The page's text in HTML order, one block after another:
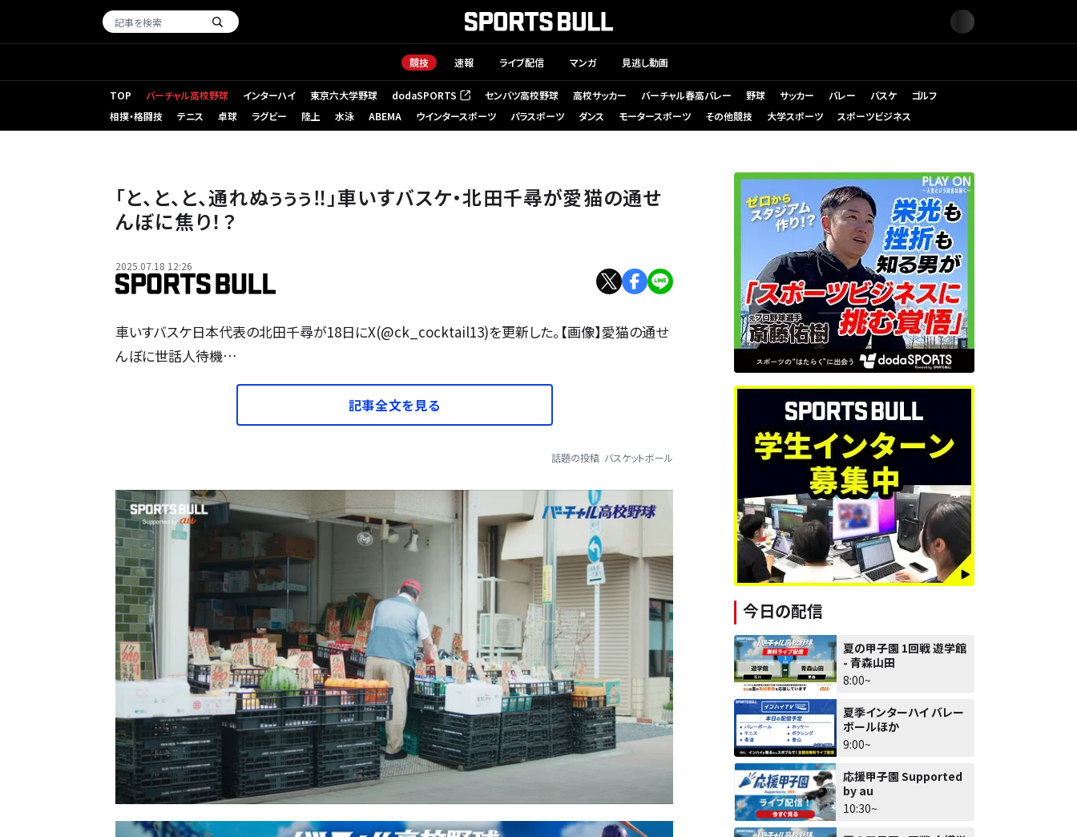
競技 速報 ライブ配信 マンガ 見逃し動画
TOP バーチャル高校野球 インターハイ 東京六大学野球 dodaSPORTS
（新しいタブで開く） センバツ高校野球 高校サッカー バーチャル春高バレー 野球 サッカー バレー バスケ
ゴルフ
相撲・格闘技
テニス 卓球 ラグビー 陸上 水泳 ABEMA ウインタースポーツ パラスポーツ ダンス モータースポーツ その他競技 大学スポーツ スポーツビジネス
「と、と、と、通れぬぅぅぅ‼︎」車いすバスケ・北田千尋が愛猫の通せ
んぼに焦り！？
2025.07.18 12:26
車いすバスケ日本代表の北田千尋が18日にX(@ck_cocktail13)を更新した。【画像】愛猫の通せ
んぼに世話人待機…
記事全文を見る
話題の投稿 バスケットボール
今日の配信
夏の甲子園 1回戦 遊学館
- 青森山田
8:00~
夏季インターハイ バレー
ボールほか
9:00~
応援甲子園 Supported
by au
10:30~